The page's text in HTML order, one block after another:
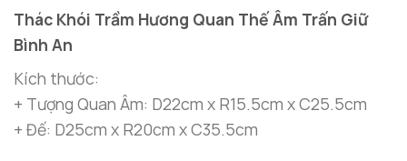
Thác Khói Trầm Hương Quan Thế Âm Trấn Giữ
Bình An
Kích thước:
+ Tượng Quan Âm: D22cm x R15.5cm x C25.5cm
+ Đế: D25cm x R20cm x C35.5cm